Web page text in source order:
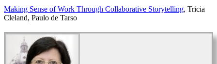
Making Sense of Work Through Collaborative Storytelling, Tricia
Cleland, Paulo de Tarso